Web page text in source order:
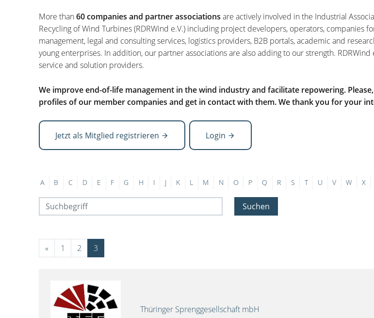
More than60 companies and partner associations are actively involved in the Industrial
Recycling of Wind Turbines (RDRWind e.V.) including project developers, operators, companies
management, legal and consulting services, logistics providers, B2B portals, academic and
young enterprises. In addition, our partner associations are also adding to our strength.
service and solution providers.
We improve end-of-life management in the wind industry and facilitate repowering.
profiles of our member companies and get in contact with them. We thank you for your
Jetzt als Mitglied registrieren Login
A B C D E F G H I J K L M N O P Q R S T U V W X
Suchen
« 1 2 3
Thüringer Sprenggesellschaft mbH